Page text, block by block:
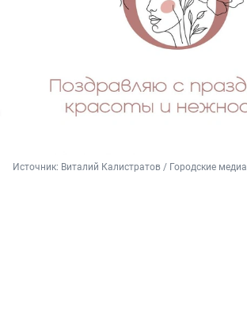
Источник: Виталий Калистратов / Городские медиа